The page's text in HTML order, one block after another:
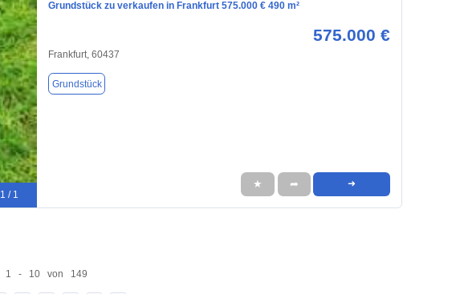
1 / 1
Grundstück zu verkaufen in Frankfurt 575.000 € 490 m²
575.000 €
Frankfurt, 60437
Grundstück
★ ➦ ➜
1 - 10 von 149